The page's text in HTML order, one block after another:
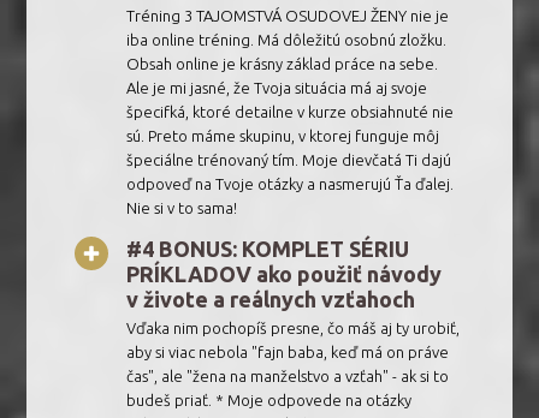
Tréning 3 TAJOMSTVÁ OSUDOVEJ ŽENY nie je
iba online tréning. Má dôležitú osobnú zložku.
Obsah online je krásny základ práce na sebe.
Ale je mi jasné, že Tvoja situácia má aj svoje
špecifká, ktoré detailne v kurze obsiahnuté nie
sú. Preto máme skupinu, v ktorej funguje môj
špeciálne trénovaný tím. Moje dievčatá Ti dajú
odpoveď na Tvoje otázky a nasmerujú Ťa ďalej.
Nie si v to sama!
#4 BONUS: KOMPLET SÉRIU
PRÍKLADOV ako použiť návody
v živote a reálnych vzťahoch
Vďaka nim pochopíš presne, čo máš aj ty urobiť,
aby si viac nebola "fajn baba, keď má on práve
čas", ale "žena na manželstvo a vzťah" - ak si to
budeš priať. * Moje odpovede na otázky